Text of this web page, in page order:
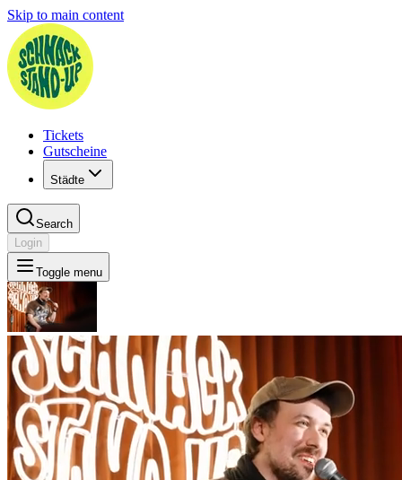
Skip to main content
Tickets
Gutscheine
Städte
Search
Login
Toggle menu